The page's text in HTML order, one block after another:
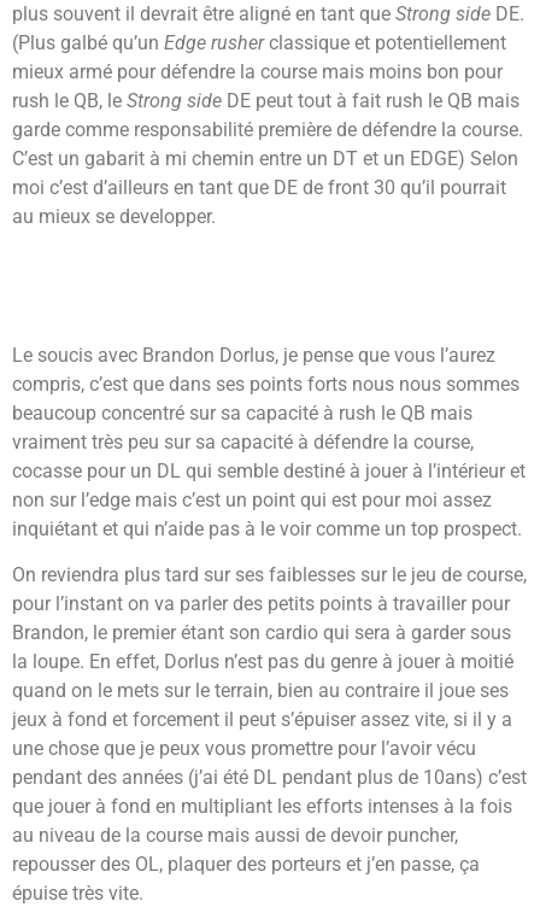
plus souvent il devrait être aligné en tant que Strong side DE.
(Plus galbé qu’un Edge rusherclassique et potentiellement
mieux armé pour défendre la course mais moins bon pour
rush le QB, le Strong side DE peut tout à fait rush le QB mais
garde comme responsabilité première de défendre la course.
C’est un gabarit à mi chemin entre un DT et un EDGE) Selon
moi c’est d’ailleurs en tant que DE de front 30 qu’il pourrait
au mieux se developper.
Le soucis avec Brandon Dorlus, je pense que vous l’aurez
compris, c’est que dans ses points forts nous nous sommes
beaucoup concentré sur sa capacité à rush le QB mais
vraiment très peu sur sa capacité à défendre la course,
cocasse pour un DL qui semble destiné à jouer à l’intérieur et
non sur l’edge mais c’est un point qui est pour moi assez
inquiétant et qui n’aide pas à le voir comme un top prospect.
On reviendra plus tard sur ses faiblesses sur le jeu de course,
pour l’instant on va parler des petits points à travailler pour
Brandon, le premier étant son cardio qui sera à garder sous
la loupe. En effet, Dorlus n’est pas du genre à jouer à moitié
quand on le mets sur le terrain, bien au contraire il joue ses
jeux à fond et forcement il peut s’épuiser assez vite, si il y a
une chose que je peux vous promettre pour l’avoir vécu
pendant des années (j’ai été DL pendant plus de 10ans) c’est
que jouer à fond en multipliant les efforts intenses à la fois
au niveau de la course mais aussi de devoir puncher,
repousser des OL, plaquer des porteurs et j’en passe, ça
épuise très vite.